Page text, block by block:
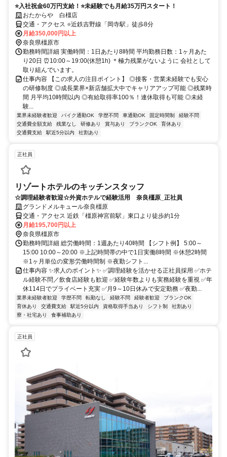
⭐入社祝金60万円支給！⭐未経験でも月給35万円スタート！
おたからや 白橿店
交通・アクセス ⭐近鉄吉野線「岡寺駅」徒歩8分
月給350,000円以上
奈良県橿原市
勤務時間詳細 実働時間：1日あたり8時間 平均勤務日数：1ヶ月あた
り20日 ⏰10:00～19:00(休憩1h) ＊極力残業がないように 会社として
取り組んでいます。
仕事内容 【この求人の注目ポイント】 ◎接客・営業未経験でも安心
の研修制度 ◎成長業界×新店舗拡大中でキャリアアップ可能 ◎残業時
間 月平均10時間以内 ◎有給取得率100％！連休取得も可能 ◎未経
験...
業界未経験者歓迎 バイク通勤OK 学歴不問 車通勤OK 固定時間制
経験不問
交通費全額支給
残業なし 研修あり 賞与あり ブランクOK
育休あり
交通費支給
駅近5分以内 社割あり
正社員
リゾートホテルのキッチンスタッフ
☆調理経験者歓迎☆外資ホテルで経験活用 奈良橿原_正社員
グランドメルキュール奈良橿原
交通・アクセス 近鉄「橿原神宮前駅」東口より徒歩約1分
月給195,700円以上
奈良県橿原市
勤務時間詳細 総労働時間：1週あたり40時間 【シフト例】 5:00～
15:00 10:00～20:00 ※上記時間帯の中で1日実働8時間 ※休憩2時間
※1ヶ月単位の変形労働時間制 ※夜勤シフト...
仕事内容 ✨求人のポイント✨ ✅調理経験を活かせる正社員採用 ✅ホテ
ル経験不問／飲食店経験も歓迎 ✅経験年数よりも実務経験を重視 ✅年
休114日でプライベート充実 ✅月9～10日休みで安定勤務 ✅夜勤...
業界未経験者歓迎 学歴不問 転勤なし 経験不問 経験者歓迎
ブランクOK
育休あり
交通費支給 駅近5分以内 資格取得手当あり シフト制
社割あり
寮・社宅あり
食事補助あり
正社員